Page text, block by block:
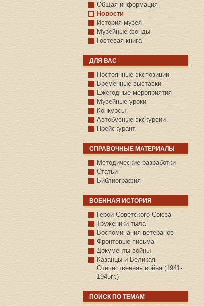
Общая информация
Новости
История музея
Музейные фонды
Гостевая книга
ДЛЯ ВАС
Постоянные экспозиции
Временные выставки
Ежегодные мероприятия
Музейные уроки
Конкурсы
Автобусные экскурсии
Прейскурант
СПРАВОЧНЫЕ МАТЕРИАЛЫ
Методические разработки
Статьи
Библиография
ВОЕННАЯ ИСТОРИЯ
С.КАЗАНСКОЕ
Герои Советского Союза
Труженики тыла
Воспоминания ветеранов
Фронтовые письма
Документы войны
Казанцы и Великая
Отечественная война (1941-
1945гг.)
ПОИСК ПО ТЕМАМ